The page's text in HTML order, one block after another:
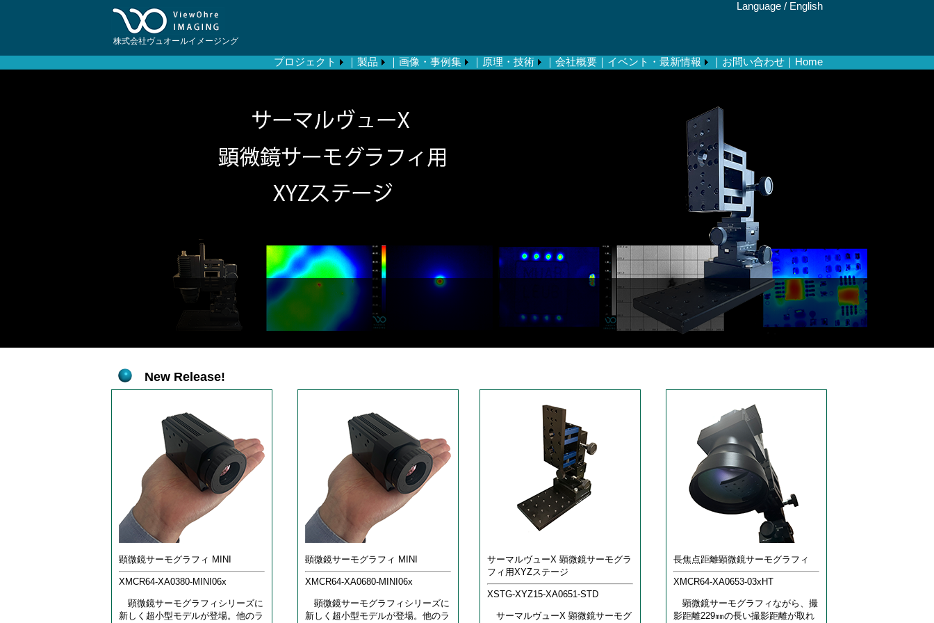
株式会社ヴュオールイメージング
Language / English
プロジェクト ｜製品 ｜画像・事例集 ｜原理・技術 ｜会社概要 ｜イベント・最新情報 ｜お問い合わせ ｜Home
New Release!
顕微鏡サーモグラフィ MINI
XMCR64-XA0380-MINI06x
顕微鏡サーモグラフィシリーズに
新しく超小型モデルが登場。他のラ
顕微鏡サーモグラフィ MINI
XMCR64-XA0680-MINI06x
顕微鏡サーモグラフィシリーズに
新しく超小型モデルが登場。他のラ
サーマルヴューX 顕微鏡サーモグラ
フィ用 XYZステージ
XSTG-XYZ15-XA0651-STD
サーマルヴューX 顕微鏡サーモグ
長焦点距離顕微鏡サーモグラフィ
XMCR64-XA0653-03xHT
顕微鏡サーモグラフィながら、撮
影距離229㎜の長い撮影距離が取れ